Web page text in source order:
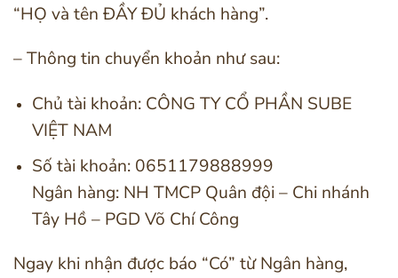
“HỌ và tên ĐẦY ĐỦ khách hàng”.
– Thông tin chuyển khoản như sau:
Chủ tài khoản: CÔNG TY CỔ PHẦN SUBE
VIỆT NAM
Số tài khoản: 0651179888999
Ngân hàng: NH TMCP Quân đội – Chi nhánh
Tây Hồ – PGD Võ Chí Công
Ngay khi nhận được báo “Có” từ Ngân hàng,